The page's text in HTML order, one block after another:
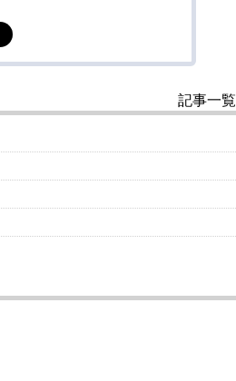
記事一覧